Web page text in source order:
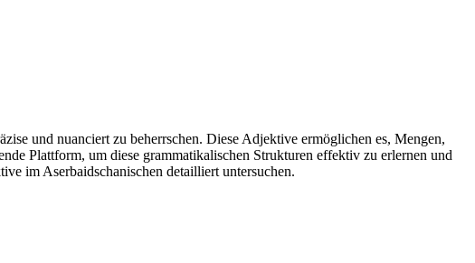
und nuanciert zu beherrschen. Diese Adjektive ermöglichen es, Mengen,
Plattform, um diese grammatikalischen Strukturen effektiv zu erlernen und
im Aserbaidschanischen detailliert untersuchen.